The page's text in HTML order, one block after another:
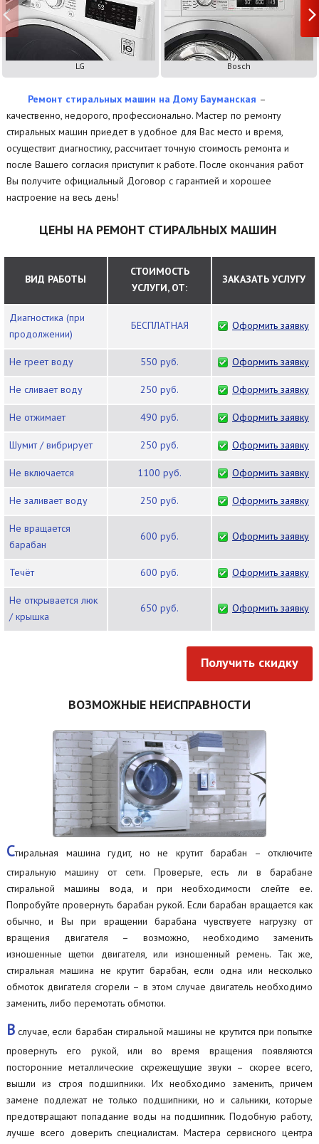
LG Bosch
Ремонт стиральных машин на Дому Бауманская –
качественно, недорого, профессионально. Мастер по ремонту
стиральных машин приедет в удобное для Вас место и время,
осуществит диагностику, рассчитает точную стоимость ремонта и
после Вашего согласия приступит к работе. После окончания работ
Вы получите официальный Договор с гарантией и хорошее
настроение на весь день!
ЦЕНЫ НА РЕМОНТ СТИРАЛЬНЫХ МАШИН
ВИД РАБОТЫ
СТОИМОСТЬ
УСЛУГИ, ОТ:
ЗАКАЗАТЬ УСЛУГУ
Диагностика (при
продолжении)
БЕСПЛАТНАЯ Оформить заявку
Не греет воду 550 руб. Оформить заявку
Не сливает воду 250 руб. Оформить заявку
Не отжимает 490 руб. Оформить заявку
Шумит / вибрирует 250 руб. Оформить заявку
Не включается 1100 руб. Оформить заявку
Не заливает воду 250 руб. Оформить заявку
Не вращается
барабан
600 руб. Оформить заявку
Течёт 600 руб. Оформить заявку
Не открывается люк
/ крышка
650 руб. Оформить заявку
Получить скидку
ВОЗМОЖНЫЕ НЕИСПРАВНОСТИ
Стиральная машина гудит, но не крутит барабан – отключите
стиральную машину от сети. Проверьте, есть ли в барабане
стиральной машины вода, и при необходимости слейте ее.
Попробуйте провернуть барабан рукой. Если барабан вращается как
обычно, и Вы при вращении барабана чувствуете нагрузку от
вращения двигателя – возможно, необходимо заменить
изношенные щетки двигателя, или изношенный ремень. Так же,
стиральная машина не крутит барабан, если одна или несколько
обмоток двигателя сгорели – в этом случае двигатель необходимо
заменить, либо перемотать обмотки.
В случае, если барабан стиральной машины не крутится при попытке
провернуть его рукой, или во время вращения появляются
посторонние металлические скрежещущие звуки – скорее всего,
вышли из строя подшипники. Их необходимо заменить, причем
замене подлежат не только подшипники, но и сальники, которые
предотвращают попадание воды на подшипник. Подобную работу,
лучше всего доверить специалистам. Мастера сервисного центра